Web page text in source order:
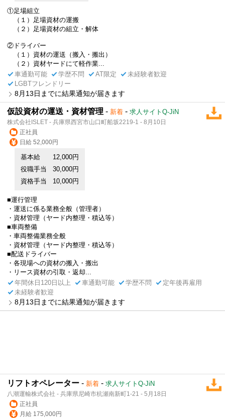
①足場組立
（１）足場資材の運搬
（２）足場資材の組立・解体
②ドライバー
（１）資材の運送（搬入・搬出）
（２）資材ヤードにて軽作業...
車通勤可能
学歴不問 AT限定
未経験者歓迎
LGBTフレンドリー
8月13日までに結果通知が届きます
仮設資材の運送・資材管理 - 新着 - 求人サイトQ-JiN
株式会社ISLET - 兵庫県西宮市山口町船坂2219-1 - 8月10日
正社員
日給 52,000円
基本給
12,000円
役職手当
30,000円
資格手当
10,000円
■運行管理
・運送に係る業務全般（管理者）
・資材管理（ヤード内整理・積込等）
■車両整備
・車両整備業務全般
・資材管理（ヤード内整理・積込等）
■配送ドライバー
・各現場への資材の搬入・搬出
・リース資材の引取・返却...
年間休日120日以上
車通勤可能 学歴不問
定年後再雇用
未経験者歓迎
8月13日までに結果通知が届きます
リフトオペレーター - 新着 - 求人サイトQ-JiN
八潮運輸株式会社 - 兵庫県尼崎市杭瀬南新町1-21 - 5月18日
正社員
月給 175,000円